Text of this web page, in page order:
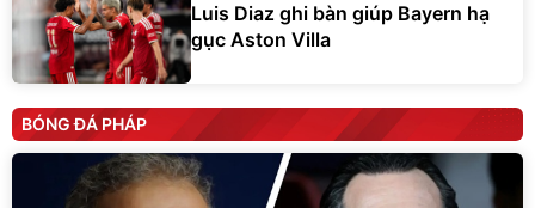
Luis Diaz ghi bàn giúp Bayern hạ
gục Aston Villa
BÓNG ĐÁ PHÁP